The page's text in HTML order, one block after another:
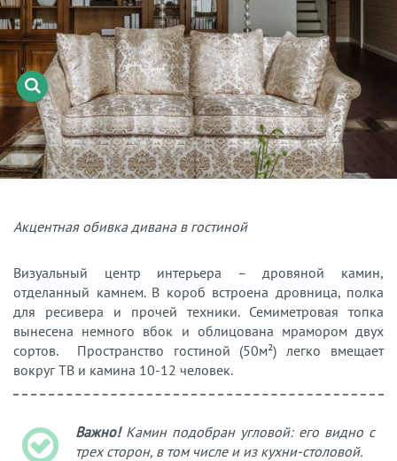
Акцентная обивка дивана в гостиной
Визуальный центр интерьера – дровяной камин,
отделанный камнем. В короб встроена дровница, полка
для ресивера и прочей техники. Семиметровая топка
вынесена немного вбок и облицована мрамором двух
сортов. Пространство гостиной (50м²) легко вмещает
вокруг ТВ и камина 10-12 человек.
Важно! Камин подобран угловой: его видно с
трех сторон, в том числе и из кухни-столовой.